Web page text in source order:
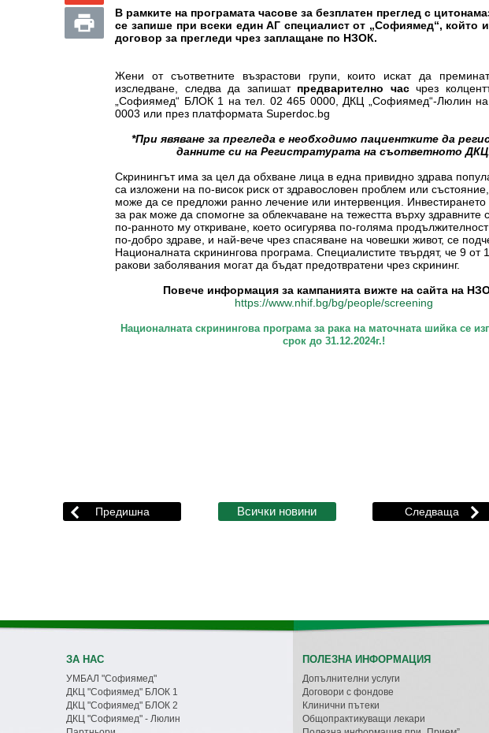
В рамките на програмата часове за безплатен преглед с
се запише при всеки един АГ специалист от „Софиямед“, който
договор за прегледи чрез заплащане по НЗОК.
Жени от съответните възрастови групи, които искат да
изследване, следва да запишат предварително часчрез
„Софиямед“ БЛОК 1 на тел. 02 465 0000, ДКЦ „Софиямед“-Люлин
0003 или през платформата Superdoc.bg
*При явяване за прегледа е необходимо пациентките да
данните си на Регистратурата на съответното ДКЦ
Скринингът има за цел да обхване лица в една привидно здрава
са изложени на по-висок риск от здравословен проблем или
може да се предложи ранно лечение или интервенция. Инвестирането
за рак може да спомогне за облекчаване на тежестта върху здравните
по-ранното му откриване, което осигурява по-голяма
по-добро здраве, и най-вече чрез спасяване на човешки живот, се
Националната скринингова програма. Специалистите твърдят, че 9 от
ракови заболявания могат да бъдат предотвратени чрез скрининг.
Повече информация за кампанията вижте на сайта на
https://www.nhif.bg/bg/people/screening
Националната скринингова програма за рака на маточната шийка се
срок до 31.12.2024г.!
ЗА НАС
УМБАЛ "Софиямед"
ДКЦ "Софиямед" БЛОК 1
ДКЦ "Софиямед" БЛОК 2
ДКЦ "Софиямед" - Люлин
ПОЛЕЗНА ИНФОРМАЦИЯ
Допълнителни услуги
Договори с фондове
Клинични пътеки
Общопрактикуващи лекари